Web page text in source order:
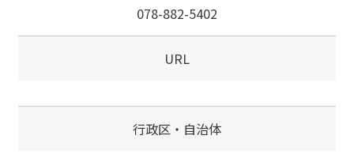
078-882-5402
URL
行政区・自治体